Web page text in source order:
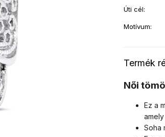
Termék
Női
Ez a
Soha
Úti cél:
Motívum: